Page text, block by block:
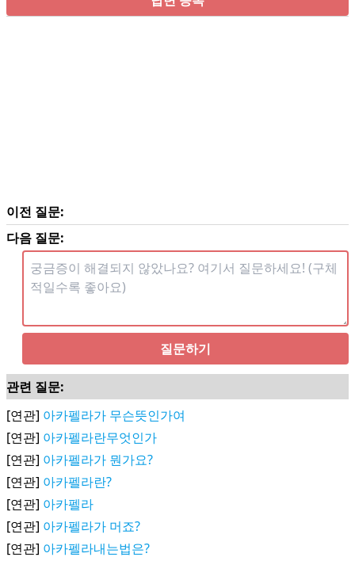
이전 질문:
다음 질문:
질문하기
관련 질문:
[연관] 아카펠라가 무슨뜻인가여
[연관] 아카펠라란무엇인가
[연관] 아카펠라가 뭔가요?
[연관] 아카펠라란?
[연관] 아카펠라
[연관] 아카펠라가 머죠?
[연관] 아카펠라내는법은?